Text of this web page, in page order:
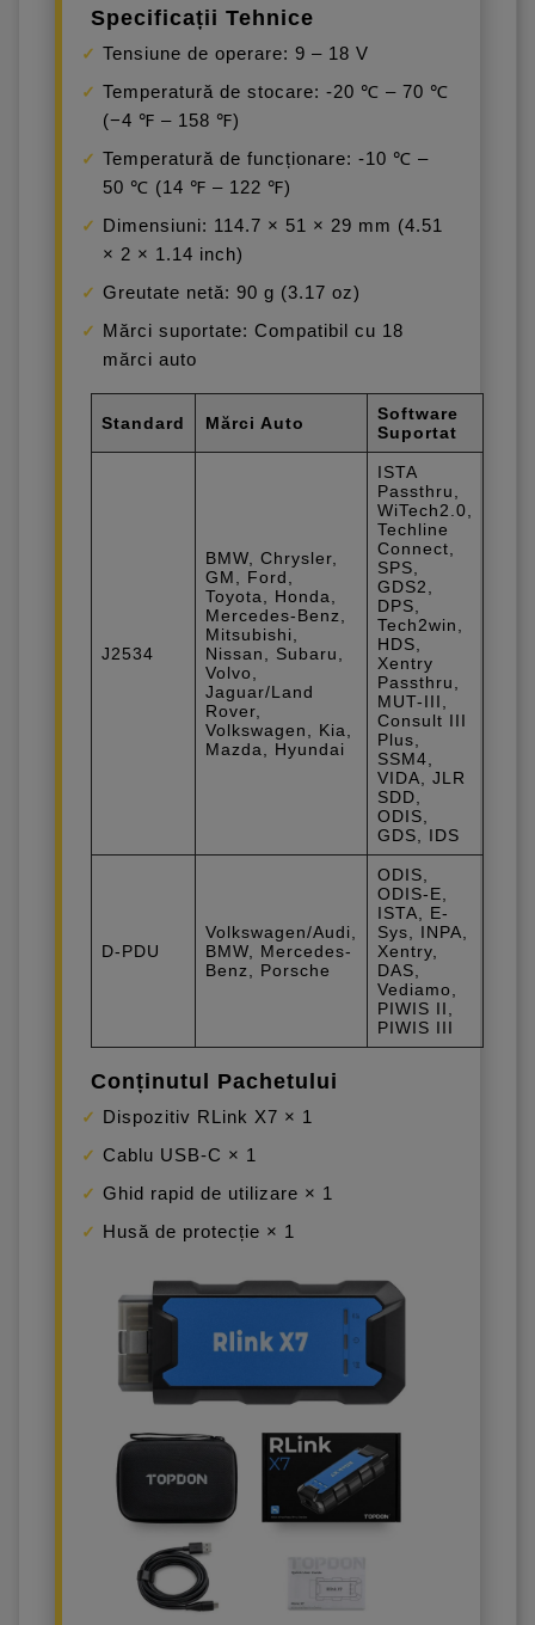
Specificații Tehnice
Tensiune de operare: 9 – 18 V
Temperatură de stocare: -20 ℃ – 70 ℃
(−4 ℉ – 158 ℉)
Temperatură de funcționare: -10 ℃ –
50 ℃ (14 ℉ – 122 ℉)
Dimensiuni: 114.7 × 51 × 29 mm (4.51
× 2 × 1.14 inch)
Greutate netă: 90 g (3.17 oz)
Mărci suportate: Compatibil cu 18
mărci auto
Standard Mărci Auto
Software
Suportat
J2534
BMW, Chrysler,
GM, Ford,
Toyota, Honda,
Mercedes-Benz,
Mitsubishi,
Nissan, Subaru,
Volvo,
Jaguar/Land
Rover,
Volkswagen, Kia,
Mazda, Hyundai
ISTA
Passthru,
WiTech2.0,
Techline
Connect,
SPS,
GDS2,
DPS,
Tech2win,
HDS,
Xentry
Passthru,
MUT-III,
Consult III
Plus,
SSM4,
VIDA, JLR
SDD,
ODIS,
GDS, IDS
D-PDU
Volkswagen/Audi,
BMW, Mercedes-
Benz, Porsche
ODIS,
ODIS-E,
ISTA, E-
Sys, INPA,
Xentry,
DAS,
Vediamo,
PIWIS II,
PIWIS III
Conținutul Pachetului
Dispozitiv RLink X7 × 1
Cablu USB-C × 1
Ghid rapid de utilizare × 1
Husă de protecție × 1